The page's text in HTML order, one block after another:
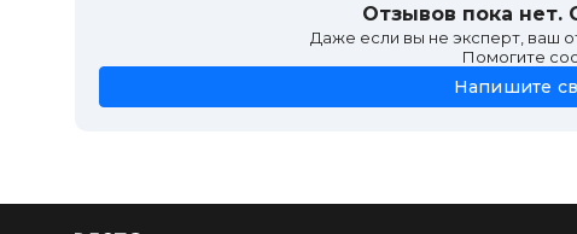
Отзывов пока нет.
Даже если вы не эксперт, ваш
Помогите
Напишите